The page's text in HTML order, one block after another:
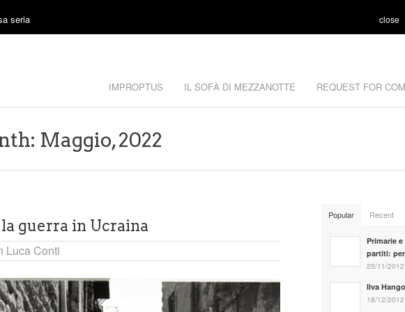
seria close
IMPROPTUS IL SOFÀ DI MEZZANOTTE REQUEST FOR
Maggio, 2022
guerra in Ucraina
Luca Conti
Popular Recent
Primarie
partiti:
25/11/
Ilva
18/12/